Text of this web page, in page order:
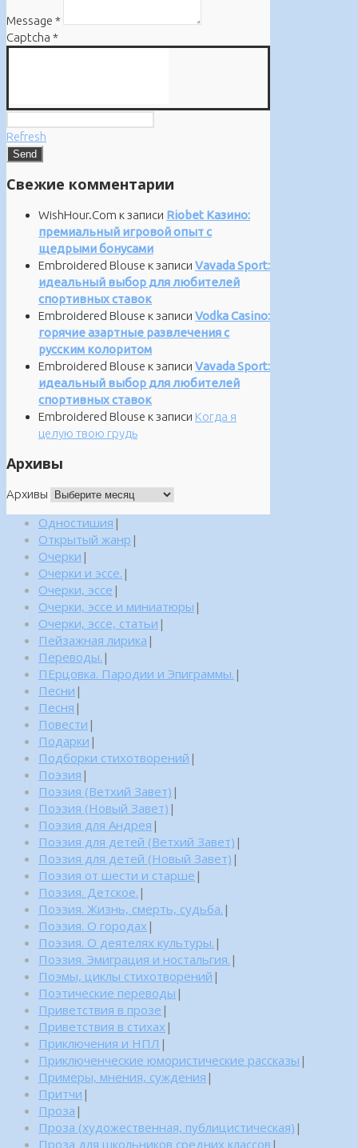
Message *
Captcha *
Refresh
Свежие комментарии
WishHour.Com к записи Riobet Казино:
премиальный игровой опыт с
щедрыми бонусами
Embroidered Blouse к записи Vavada Sport:
идеальный выбор для любителей
спортивных ставок
Embroidered Blouse к записи Vodka Casino:
горячие азартные развлечения с
русским колоритом
Embroidered Blouse к записи Vavada Sport:
идеальный выбор для любителей
спортивных ставок
Embroidered Blouse к записи Когда я
целую твою грудь
Архивы
Архивы
Одностишия |
Открытый жанр |
Очерки |
Очерки и эссе. |
Очерки, эссе |
Очерки, эссе и миниатюры |
Очерки, эссе, статьи |
Пейзажная лирика |
Переводы. |
ПЕрцовка. Пародии и Эпиграммы. |
Песни |
Песня |
Повести |
Подарки |
Подборки стихотворений |
Поэзия |
Поэзия (Ветхий Завет) |
Поэзия (Новый Завет) |
Поэзия для Андрея |
Поэзия для детей (Ветхий Завет) |
Поэзия для детей (Новый Завет) |
Поэзия от шести и старше |
Поэзия. Детское. |
Поэзия. Жизнь, смерть, судьба. |
Поэзия. О городах |
Поэзия. О деятелях культуры. |
Поэзия. Эмиграция и ностальгия. |
Поэмы, циклы стихотворений |
Поэтические переводы |
Приветствия в прозе |
Приветствия в стихах |
Приключения и НПЛ |
Приключенческие юмористические рассказы |
Примеры, мнения, суждения |
Притчи |
Проза |
Проза (художественная, публицистическая) |
Проза для школьников средних классов |